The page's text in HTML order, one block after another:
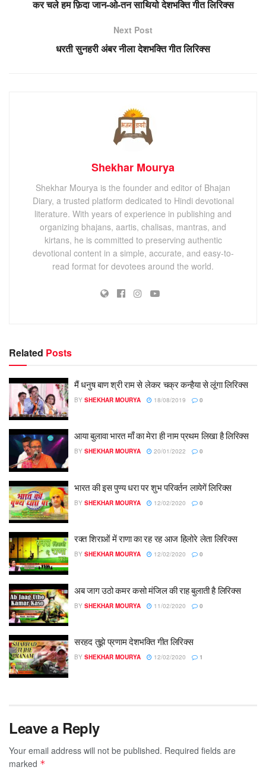
कर चले हम फ़िदा जान-ओ-तन साथियो देशभक्ति गीत लिरिक्स
Next Post
धरती सुनहरी अंबर नीला देशभक्ति गीत लिरिक्स
Shekhar Mourya
Shekhar Mourya is the founder and editor of Bhajan
Diary, a trusted platform dedicated to Hindi devotional
literature. With years of experience in publishing and
organizing bhajans, aartis, chalisas, mantras, and
kirtans, he is committed to preserving authentic
devotional content in a simple, accurate, and easy-to-
read format for devotees around the world.
Related Posts
मैं धनुष बाण श्री राम से लेकर चक्र कन्हैया से लूंगा लिरिक्स
BY SHEKHAR MOURYA 18/08/2019 0
आया बुलावा भारत माँ का मेरा ही नाम प्रथम लिखा है लिरिक्स
BY SHEKHAR MOURYA 20/01/2022 0
भारत की इस पुण्य धरा पर शुभ परिवर्तन लायेगें लिरिक्स
BY SHEKHAR MOURYA 12/02/2020 0
रक्त शिराओं में राणा का रह रह आज हिलोरे लेता लिरिक्स
BY SHEKHAR MOURYA 12/02/2020 0
अब जाग उठो कमर कसो मंजिल की राह बुलाती है लिरिक्स
BY SHEKHAR MOURYA 11/02/2020 0
सरहद तुझे प्रणाम देशभक्ति गीत लिरिक्स
BY SHEKHAR MOURYA 12/02/2020 1
Leave a Reply
Your email address will not be published. Required fields are
marked *